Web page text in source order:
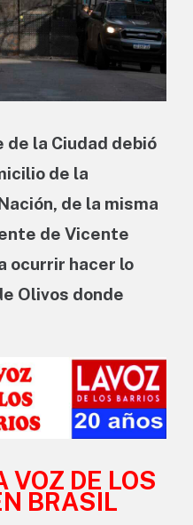
la Ciudad debió
de la
de la misma
de Vicente
ocurrir hacer lo
Olivos donde
VOZ DE LOS
BRASIL